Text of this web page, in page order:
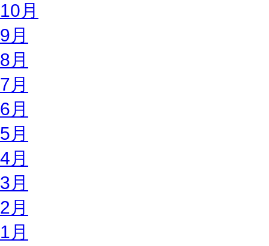
10月
9月
8月
7月
6月
5月
4月
3月
2月
1月